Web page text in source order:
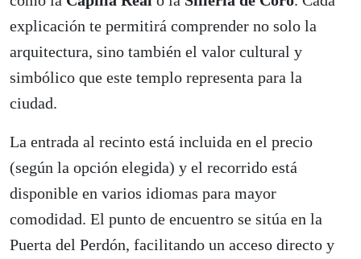
explicación te permitirá comprender no solo la
arquitectura, sino también el valor cultural y
simbólico que este templo representa para la
ciudad.
La entrada al recinto está incluida en el precio
(según la opción elegida) y el recorrido está
disponible en varios idiomas para mayor
comodidad. El punto de encuentro se sitúa en la
Puerta del Perdón, facilitando un acceso directo y